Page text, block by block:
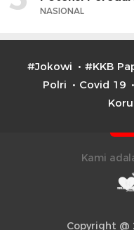
NASIONAL
#Jokowi #KKB
Polri
Covid 19
Kami
Copyright